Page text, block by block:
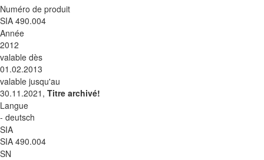
Numéro de produit
SIA 490.004
Année
2012
valable dès
01.02.2013
valable jusqu'au
30.11.2021, Titre archivé!
Langue
- deutsch
SIA
SIA 490.004
SN